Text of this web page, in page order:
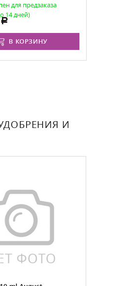
для предзаказа
14 дней)
В КОРЗИНУ
И